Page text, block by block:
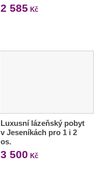
2 585 Kč
Luxusní lázeňský pobyt
v Jeseníkách pro 1 i 2
os.
3 500 Kč